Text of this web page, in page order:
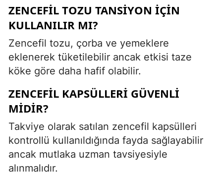
ZENCEFIL TOZU TANSIYON İÇIN
KULLANILIR MI?
Zencefil tozu, çorba ve yemeklere
eklenerek tüketilebilir ancak etkisi taze
köke göre daha hafif olabilir.
ZENCEFIL KAPSÜLLERI GÜVENLI
MIDIR?
Takviye olarak satılan zencefil kapsülleri
kontrollü kullanıldığında fayda sağlayabilir
ancak mutlaka uzman tavsiyesiyle
alınmalıdır.